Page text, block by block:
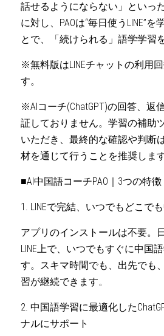
話せるようにならない」といっ
に対し、PAOは“毎日使うLINE”
とで、「続けられる」語学学習
※無料版はLINEチャットの利用
す。
※AIコーチ(ChatGPT)の回答、返
証しておりません。学習の補助
いただき、最終的な確認や判断
材を通じて行うことを推奨しま
■AI中国語コーチPAO｜3つの特徴
1. LINEで完結、いつでもどこで
アプリのインストールは不要。
LINE上で、いつでもすぐに中国
す。スキマ時間でも、出先でも
習が継続できます。
2. 中国語学習に最適化した
ナルにサポート